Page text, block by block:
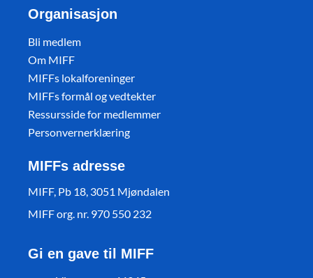
Organisasjon
Bli medlem
Om MIFF
MIFFs lokalforeninger
MIFFs formål og vedtekter
Ressursside for medlemmer
Personvernerklæring
MIFFs adresse
MIFF, Pb 18, 3051 Mjøndalen
MIFF org. nr. 970 550 232
Gi en gave til MIFF